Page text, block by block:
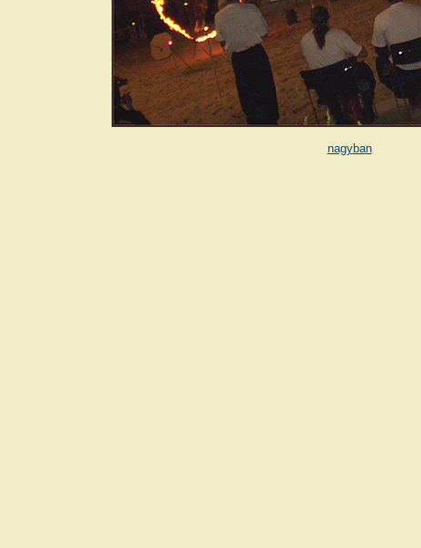
nagyban